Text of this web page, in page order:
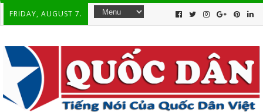
FRIDAY, AUGUST 7.